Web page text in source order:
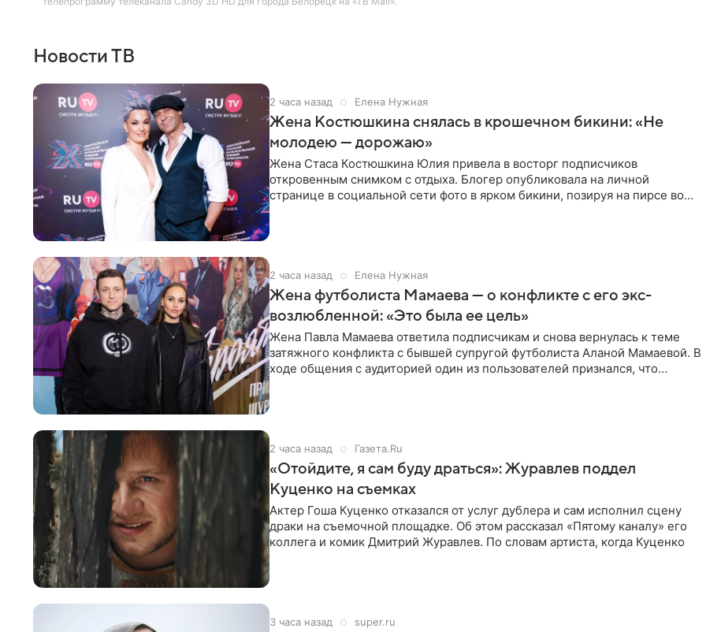
Новости ТВ
2 часа назад Елена Нужная
Жена Костюшкина снялась в крошечном бикини: «Не
молодею — дорожаю»
Жена Стаса Костюшкина Юлия привела в восторг подписчиков
откровенным снимком с отдыха. Блогер опубликовала на личной
странице в социальной сети фото в ярком бикини, позируя на пирсе во
2 часа назад Елена Нужная
Жена футболиста Мамаева — о конфликте с его экс-
возлюбленной: «Это была ее цель»
Жена Павла Мамаева ответила подписчикам и снова вернулась к теме
затяжного конфликта с бывшей супругой футболиста Аланой Мамаевой. В
ходе общения с аудиторией один из пользователей признался, что
2 часа назад Газета.Ru
«Отойдите, я сам буду драться»: Журавлев поддел
Куценко на съемках
Актер Гоша Куценко отказался от услуг дублера и сам исполнил сцену
драки на съемочной площадке. Об этом рассказал «Пятому каналу» его
коллега и комик Дмитрий Журавлев. По словам артиста, когда Куценко
3 часа назад super.ru